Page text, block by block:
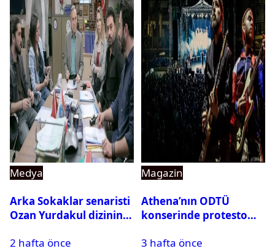
Medya
Arka Sokaklar senaristi
Ozan Yurdakul dizinin
2 hafta önce
Magazin
Athena’nın ODTÜ
konserinde protesto
3 hafta önce